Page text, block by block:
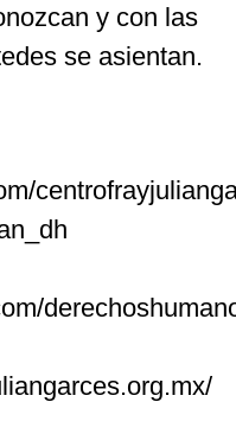
y con las
se asientan.